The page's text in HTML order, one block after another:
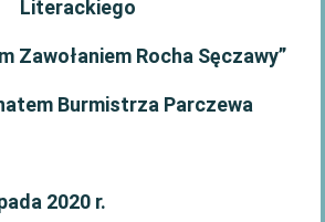
Literackiego
Zawołaniem Rocha Sęczawy”
Burmistrza Parczewa
2020 r.